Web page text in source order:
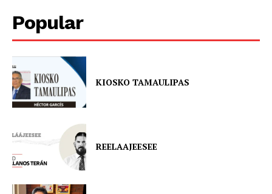
Popular
KIOSKO TAMAULIPAS
REELAAJEESEE